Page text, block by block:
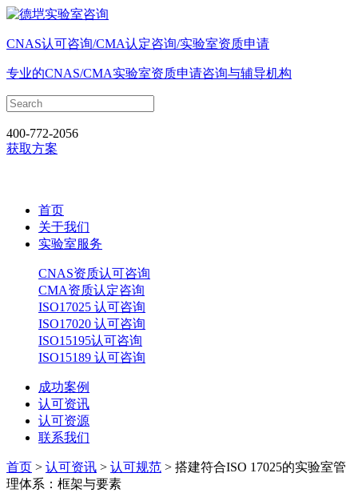
CNAS认可咨询/CMA认定咨询/实验室资质申请
专业的CNAS/CMA实验室资质申请咨询与辅导机构
400-772-2056
获取方案
首页
关于我们
实验室服务
CNAS资质认可咨询
CMA资质认定咨询
ISO17025 认可咨询
ISO17020 认可咨询
ISO15195认可咨询
ISO15189 认可咨询
成功案例
认可资讯
认可资源
联系我们
首页 > 认可资讯 > 认可规范 > 搭建符合ISO 17025的实验室管
理体系：框架与要素